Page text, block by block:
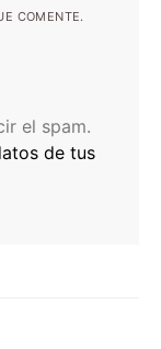
COMENTE.
el spam.
de tus